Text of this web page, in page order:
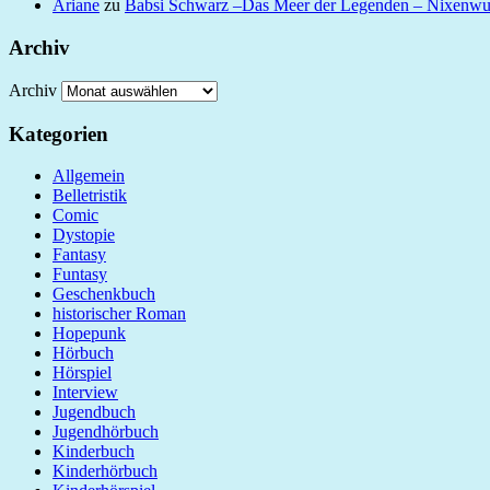
Ariane zu Babsi Schwarz –Das Meer der Legenden –
Archiv
Archiv
Kategorien
Allgemein
Belletristik
Comic
Dystopie
Fantasy
Funtasy
Geschenkbuch
historischer Roman
Hopepunk
Hörbuch
Hörspiel
Interview
Jugendbuch
Jugendhörbuch
Kinderbuch
Kinderhörbuch